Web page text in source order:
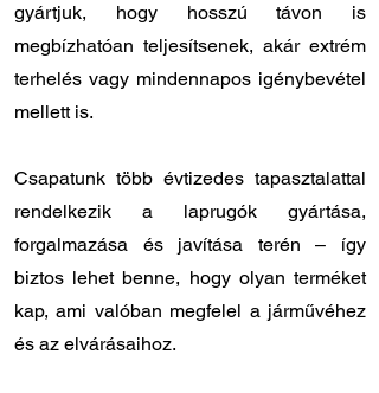
gyártjuk, hogy hosszú távon is
megbízhatóan teljesítsenek, akár extrém
terhelés vagy mindennapos igénybevétel
mellett is.
Csapatunk több évtizedes tapasztalattal
rendelkezik a laprugók gyártása,
forgalmazása és javítása terén – így
biztos lehet benne, hogy olyan terméket
kap, ami valóban megfelel a járművéhez
és az elvárásaihoz.